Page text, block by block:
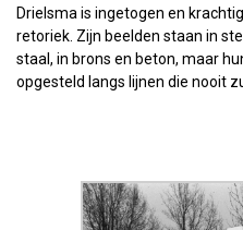
Drielsma is ingetogen en
retoriek. Zijn beelden staan in
staal, in brons en beton, maar
opgesteld langs lijnen die nooit